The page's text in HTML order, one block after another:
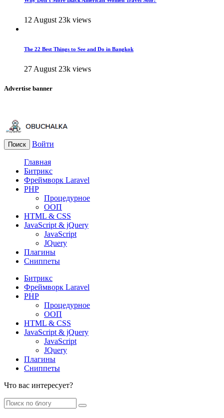
12 August 23k views
The 22 Best Things to See and Do in Bangkok
27 August 23k views
Advertise banner
Поиск Войти
Главная
Битрикс
Фреймворк Laravel
PHP
Процедурное
ООП
HTML & CSS
JavaScript & jQuery
JavaScript
JQuery
Плагины
Сниппеты
Битрикс
Фреймворк Laravel
PHP
Процедурное
ООП
HTML & CSS
JavaScript & jQuery
JavaScript
JQuery
Плагины
Сниппеты
Что вас интересует?